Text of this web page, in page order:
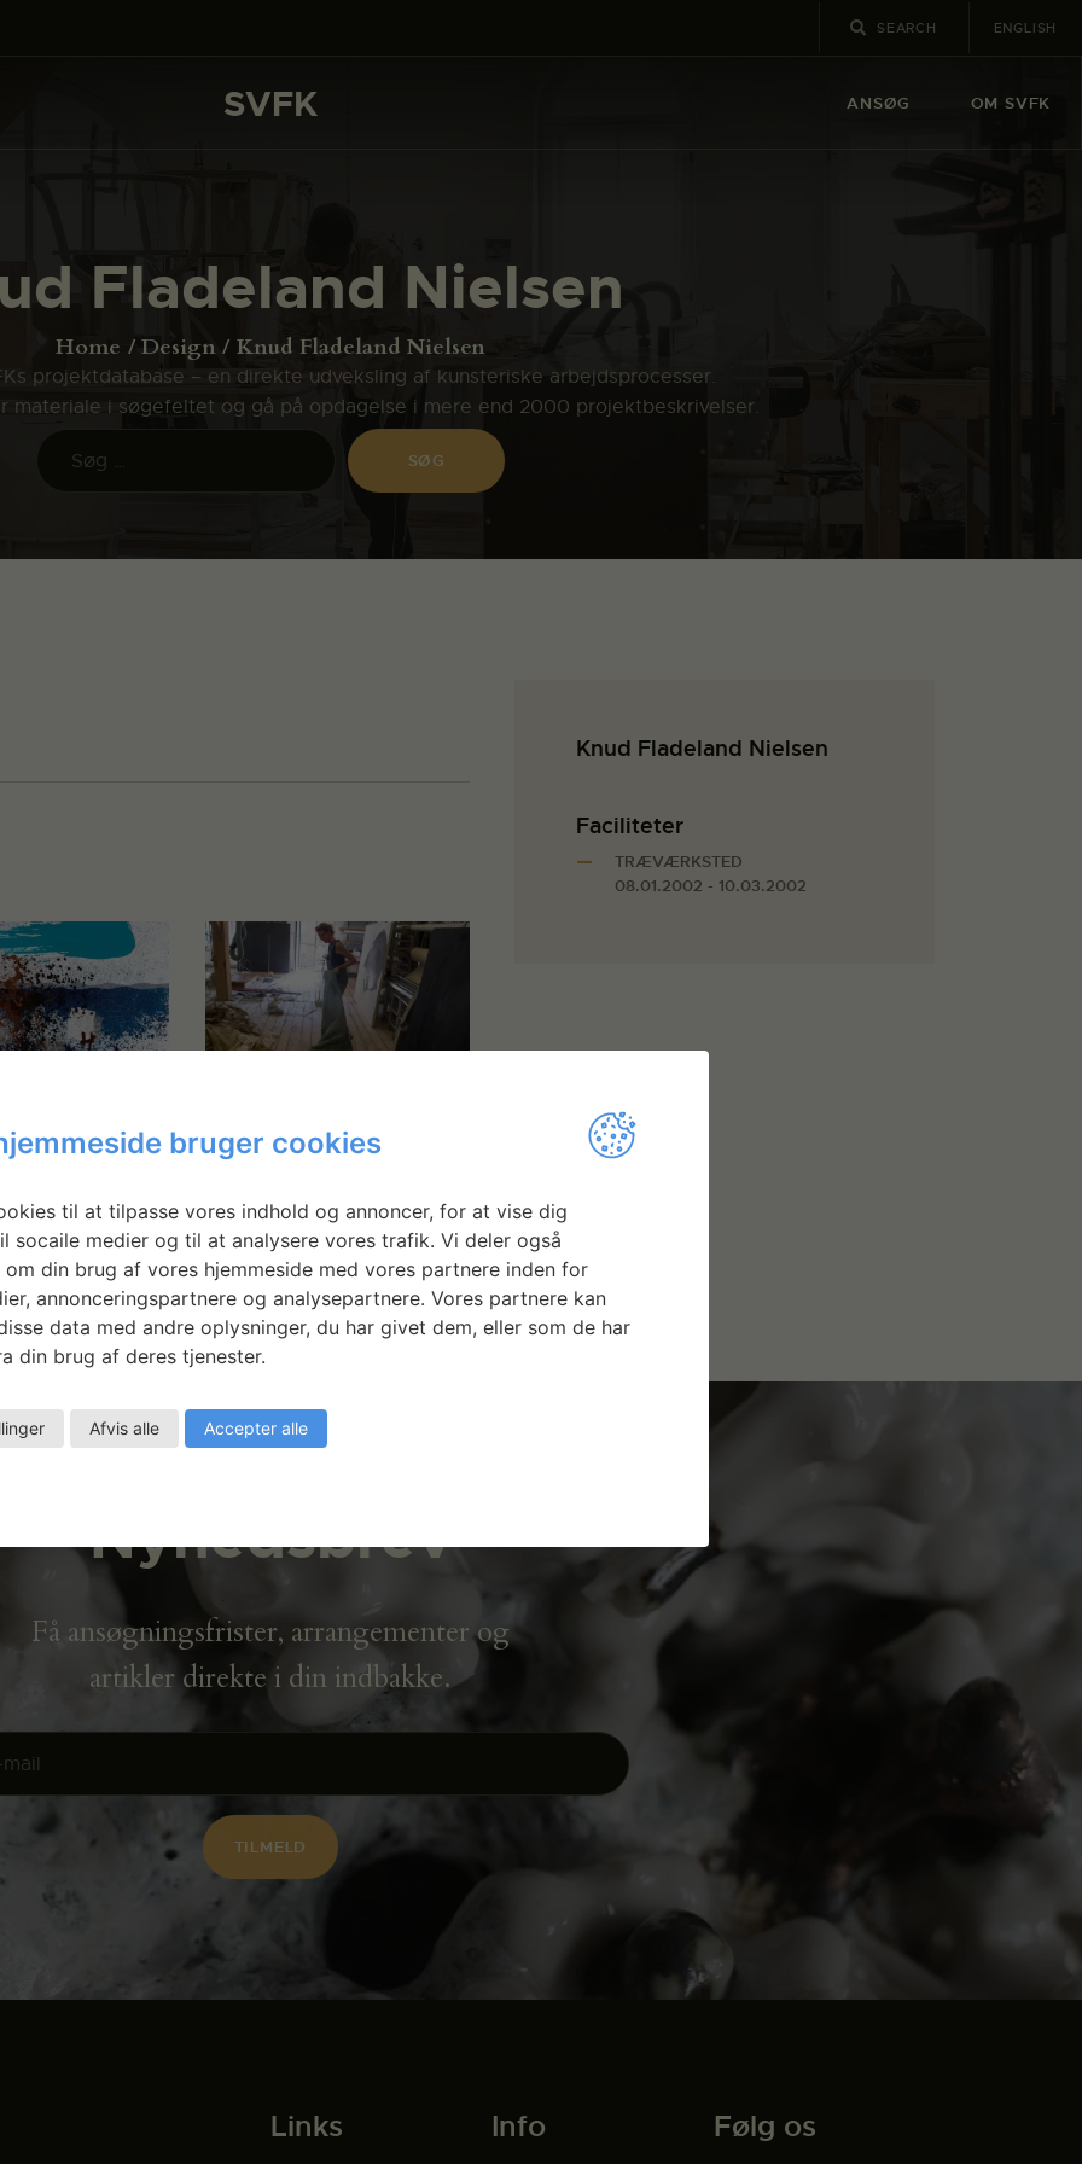
ENGLISH
SVFK ANSØG OM SVFK
Fladeland Nielsen
Home Design Knud Fladeland Nielsen
projektdatabase – en direkte udveksling af kunsteriske arbejdsprocesser.
materiale i søgefeltet og gå på opdagelse i mere end 2000 projektbeskrivelser.
SVFK
PROJEKTER
CHANNEL
OM SVFK
ENGLISH
Rum#338 2017,
Raum#339 2017
og Rum#340 2018
Knud Fladeland Nielsen
Faciliteter
TRÆVÆRKSTED
08.01.2002 - 10.03.2002
Nyhedsbrev
Få ansøgningsfrister, arrangementer og
artikler direkte i din indbakke.
Links Info Følg os
bruger cookies
til at tilpasse vores indhold og annoncer, for at vise dig
socaile medier og til at analysere vores trafik. Vi deler også
din brug af vores hjemmeside med vores partnere inden for
annonceringspartnere og analysepartnere. Vores partnere kan
data med andre oplysninger, du har givet dem, eller som de har
din brug af deres tjenester.
Afvis alle Accepter alle